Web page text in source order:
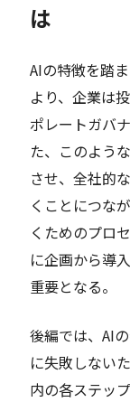
は
AIの特徴を踏
より、企業は
ポレートガバ
た、このよう
させ、全社的
くことにつな
くためのプロ
に企画から導
重要となる。
後編では、AI
に失敗しない
内の各ステッ